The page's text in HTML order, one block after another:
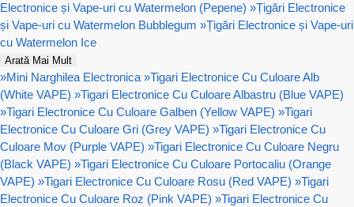
Electronice și Vape-uri cu Watermelon (Pepene) »Țigări Electronice
și Vape-uri cu Watermelon Bubblegum »Țigări Electronice și Vape-uri
cu Watermelon Ice
Arată Mai Mult
»Mini Narghilea Electronica »Tigari Electronice Cu Culoare Alb
(White VAPE) »Tigari Electronice Cu Culoare Albastru (Blue VAPE)
»Tigari Electronice Cu Culoare Galben (Yellow VAPE) »Tigari
Electronice Cu Culoare Gri (Grey VAPE) »Tigari Electronice Cu
Culoare Mov (Purple VAPE) »Tigari Electronice Cu Culoare Negru
(Black VAPE) »Tigari Electronice Cu Culoare Portocaliu (Orange
VAPE) »Tigari Electronice Cu Culoare Rosu (Red VAPE) »Tigari
Electronice Cu Culoare Roz (Pink VAPE) »Tigari Electronice Cu